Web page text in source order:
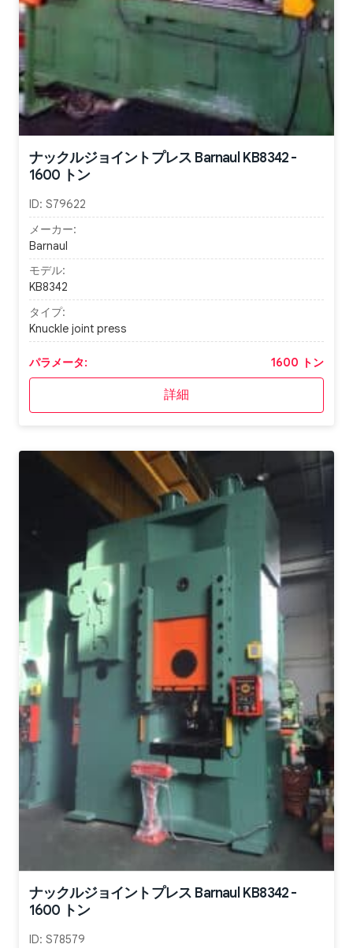
ナックルジョイントプレス Barnaul KB8342 -
1600 トン
ID: S79622
メーカー:
Barnaul
モデル:
KB8342
タイプ:
Knuckle joint press
パラメータ: 1600 トン
詳細
ナックルジョイントプレス Barnaul KB8342 -
1600 トン
ID: S78579